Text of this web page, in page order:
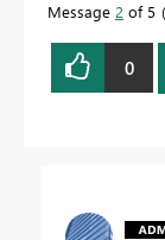
Message 2 of 5
0